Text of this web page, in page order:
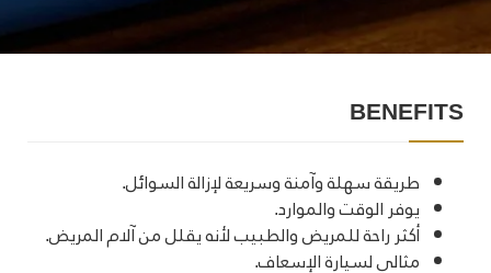
BENEFITS
طريقة سهلة وآمنة وسريعة لإزالة السوائل.
يوفر الوقت والموارد.
أكثر راحة للمريض والطبيب لأنه يقلل من آلام المريض.
مثالي لسيارة الإسعاف.